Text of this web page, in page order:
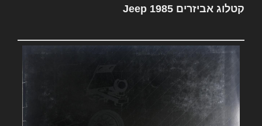
קטלוג אביזרים Jeep 1985